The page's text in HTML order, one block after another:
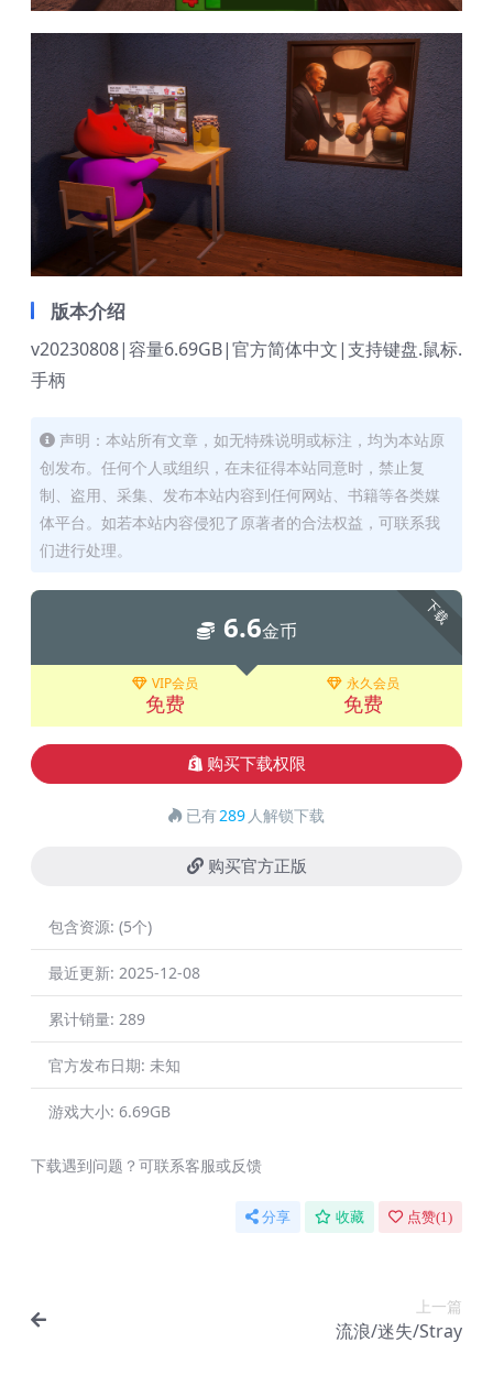
版本介绍
v20230808|容量6.69GB|官方简体中文|支持键盘.鼠标.
手柄
声明：本站所有文章，如无特殊说明或标注，均为本站原
创发布。任何个人或组织，在未征得本站同意时，禁止复
制、盗用、采集、发布本站内容到任何网站、书籍等各类媒
体平台。如若本站内容侵犯了原著者的合法权益，可联系我
们进行处理。
下载
6.6金币
VIP会员
免费
永久会员
免费
购买下载权限
已有289 人解锁下载
购买官方正版
包含资源: (5个)
最近更新: 2025-12-08
累计销量: 289
官方发布日期: 未知
游戏大小: 6.69GB
下载遇到问题？可联系客服或反馈
分享 收藏 点赞(1)
上一篇
流浪/迷失/Stray